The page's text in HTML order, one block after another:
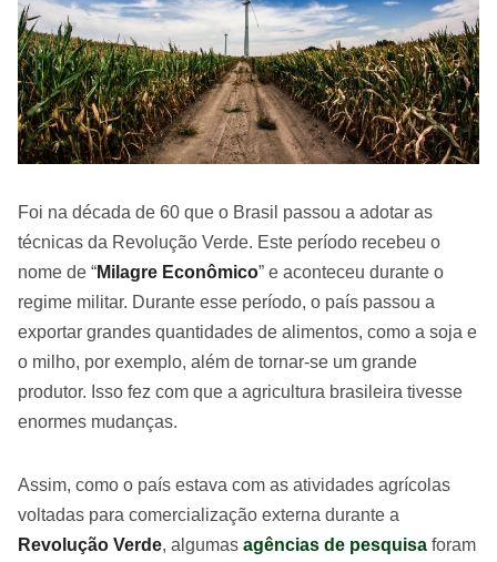
Foi na década de 60 que o Brasil passou a adotar as
técnicas da Revolução Verde. Este período recebeu o
nome de “Milagre Econômico” e aconteceu durante o
regime militar. Durante esse período, o país passou a
exportar grandes quantidades de alimentos, como a soja e
o milho, por exemplo, além de tornar-se um grande
produtor. Isso fez com que a agricultura brasileira tivesse
enormes mudanças.
Assim, como o país estava com as atividades agrícolas
voltadas para comercialização externa durante a
Revolução Verde, algumas agências de pesquisa foram